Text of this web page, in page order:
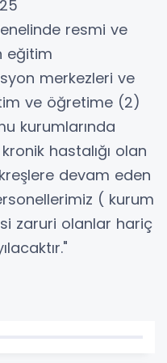
resmi ve
eğitim
merkezleri ve
ve öğretime (2)
kurumlarında
hastalığı olan
devam eden
( kurum
zaruri olanlar hariç